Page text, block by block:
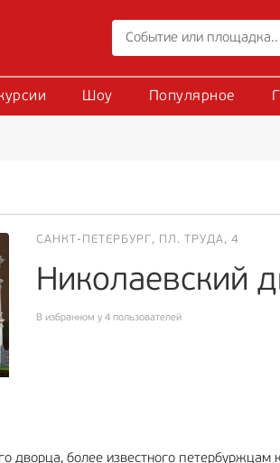
Шоу Популярное
САНКТ-ПЕТЕРБУРГ, ПЛ. ТРУДА, 4
Николаевский
В избранном у 4 пользователей
дворца, более известного